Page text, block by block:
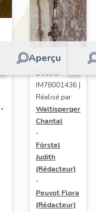
Aperçu
Dossier
IM78001436 |
Réalisé par
Waltisperger
Chantal
-
Förstel
Judith
(Rédacteur)
-
Peuvot Flora
(Rédacteur)